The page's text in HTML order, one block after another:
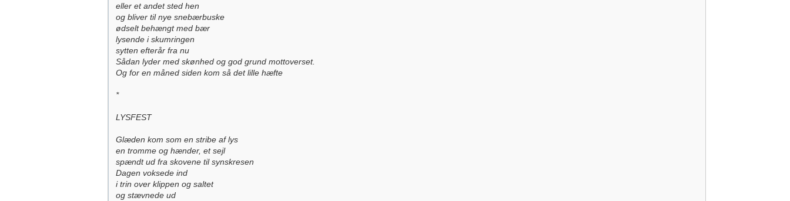
eller et andet sted hen
og bliver til nye snebærbuske
ødselt behængt med bær
lysende i skumringen
sytten efterår fra nu
Sådan lyder med skønhed og god grund mottoverset.
Og for en måned siden kom så det lille hæfte
*
LYSFEST
Glæden kom som en stribe af lys
en tromme og hænder, et sejl
spændt ud fra skovene til synskresen
Dagen voksede ind
i trin over klippen og saltet
og stævnede ud